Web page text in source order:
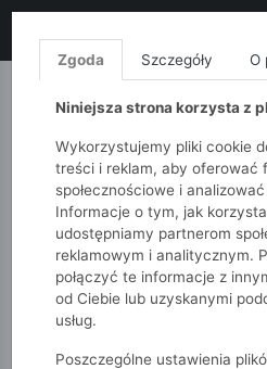
MONNARI
51015kids Akcesoria
Zgoda Szczegóły O
Niniejsza strona korzysta z
Wykorzystujemy pliki cookie
treści i reklam, aby oferować
społecznościowe i
Informacje o tym, jak
udostępniamy partnerom
reklamowym i analitycznym.
połączyć te informacje z
od Ciebie lub uzyskanymi
usług.
Poszczególne ustawienia